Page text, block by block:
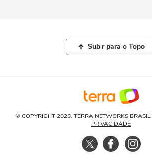
Subir para o Topo
© COPYRIGHT 2026, TERRA NETWORKS BRASIL
PRIVACIDADE